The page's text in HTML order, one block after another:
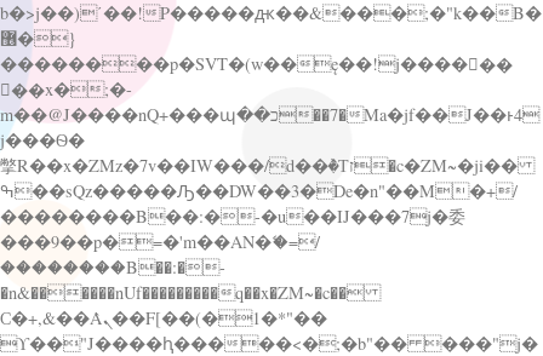
b�>j��)΄��!P�����ԫ��&���;�"k��B�
޶�}
��������p�SVT�(w��ę��!j������
��x�;�-
m��@J����nQ+���պ��כ��7�Ma�jf��J��ͱ4
j���Ѳ�
撆R��x�ZMz�7v��IW���/d��ٞ�Тז�c�ZM~�ji��
ߒ��sQz�����Ԡ��DW��3�De�n"��M�+/
��������B��:�-�u��IJ���7j�委
���9��p�=�'m��AN�ޭ�=/
��������B��:�-
�n&������nUf���������q��x�ZM~�c��
Ϲ�+,&��Ὰܢ��F[��(�1�*"��
ϒ��"J����ԧ�����<�;�b"�� ���"j�